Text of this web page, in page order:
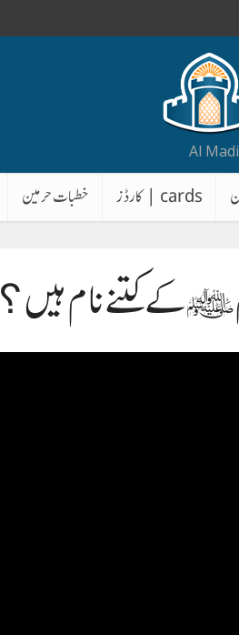
Al
cards | کارڈز خطبات حرمین
ﷺ کے کتنے نام ہیں؟